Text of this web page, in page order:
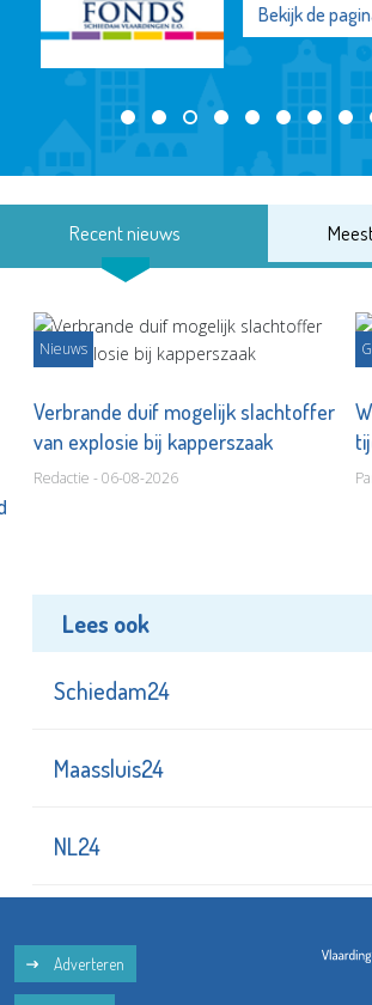
Bekijk de
Recent nieuws
Nieuws
Verbrande duif mogelijk slachtoffer
van explosie bij kapperszaak
Redactie - 06-08-2026
Lees ook
Schiedam24
Maassluis24
NL24
Adverteren